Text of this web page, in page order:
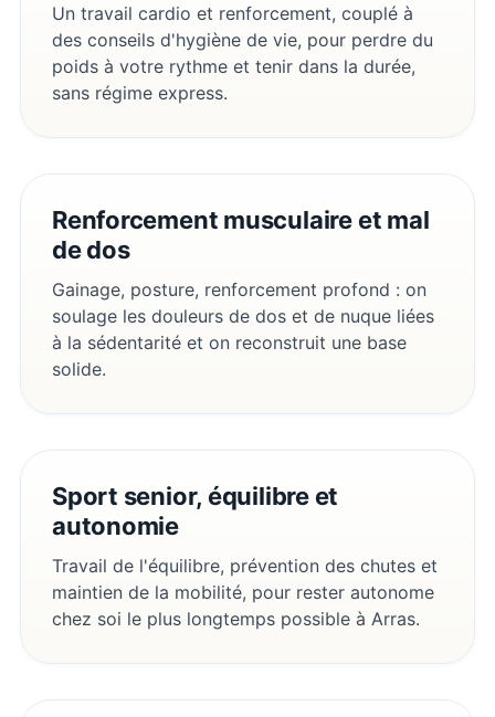
Un travail cardio et renforcement, couplé à
des conseils d'hygiène de vie, pour perdre du
poids à votre rythme et tenir dans la durée,
sans régime express.
Renforcement musculaire et mal
de dos
Gainage, posture, renforcement profond : on
soulage les douleurs de dos et de nuque liées
à la sédentarité et on reconstruit une base
solide.
Sport senior, équilibre et
autonomie
Travail de l'équilibre, prévention des chutes et
maintien de la mobilité, pour rester autonome
chez soi le plus longtemps possible à Arras.